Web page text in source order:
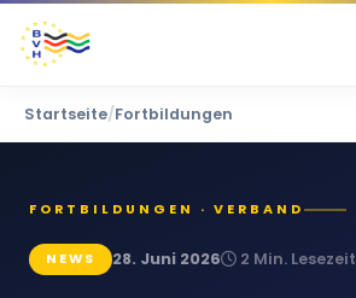
Startseite/Fortbildungen
FORTBILDUNGEN · VERBAND
NEWS 28. Juni 2026 2 Min. Lesezeit